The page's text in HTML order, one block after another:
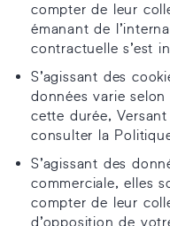
compter de leur
émanant de
contractuelle s’est
S’agissant des
données varie
cette durée,
consulter la
S’agissant des
commerciale, elles
compter de leur
d’opposition de